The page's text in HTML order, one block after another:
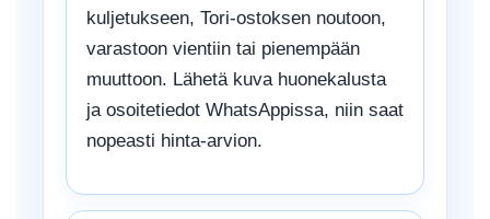
kuljetukseen, Tori-ostoksen noutoon,
varastoon vientiin tai pienempään
muuttoon. Lähetä kuva huonekalusta
ja osoitetiedot WhatsAppissa, niin saat
nopeasti hinta-arvion.